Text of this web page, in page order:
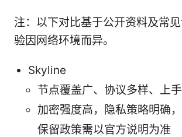
注：以下对比基于公开资料及常
验因网络环境而异。
Skyline
节点覆盖广、协议多样、上
加密强度高，隐私策略明确
保留政策需以官方说明为准